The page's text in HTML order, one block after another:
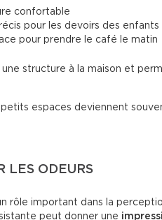
confortable
pour les devoirs des enfants
pour prendre le café le matin
structure à la maison et
espaces deviennent
LES ODEURS
rôle important dans la
peut donner une